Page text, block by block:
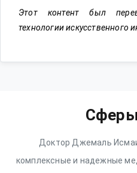
Этот контент был
технологии искусственного
Сферы
Доктор Джемаль
комплексные и надежные